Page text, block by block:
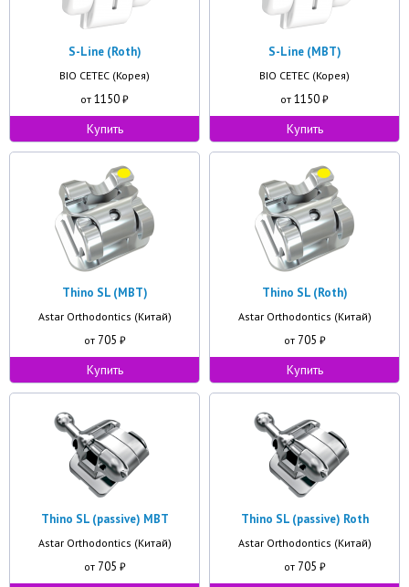
S-Line (Roth)
BIO CETEC (Корея)
от 1150 ₽
Купить
S-Line (MBT)
BIO CETEC (Корея)
от 1150 ₽
Купить
Thino SL (MBT)
Astar Orthodontics (Китай)
от 705 ₽
Купить
Thino SL (Roth)
Astar Orthodontics (Китай)
от 705 ₽
Купить
Thino SL (passive) MBT
Astar Orthodontics (Китай)
от 705 ₽
Thino SL (passive) Roth
Astar Orthodontics (Китай)
от 705 ₽